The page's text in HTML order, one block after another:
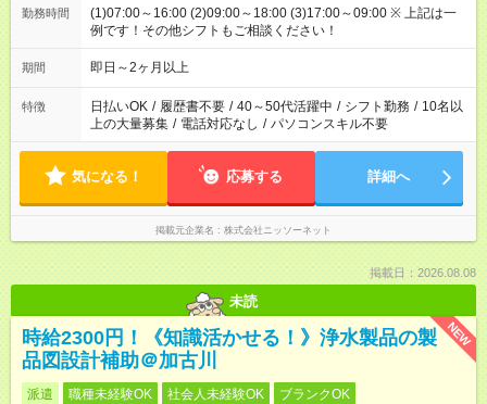
勤務時間
(1)07:00～16:00 (2)09:00～18:00 (3)17:00～09:00 ※ 上記は一
例です！その他シフトもご相談ください！
期間 即日～2ヶ月以上
特徴 日払いOK / 履歴書不要 / 40～50代活躍中 / シフト勤務 / 10名以
上の大量募集 / 電話対応なし / パソコンスキル不要
気になる！ 応募する 詳細へ
掲載元企業名 株式会社ニッソーネット
掲載日：2026.08.08
未読
NEW
時給2300円！《知識活かせる！》浄水製品の製
品図設計補助＠加古川
派遣 職種未経験OK 社会人未経験OK
ブランクOK